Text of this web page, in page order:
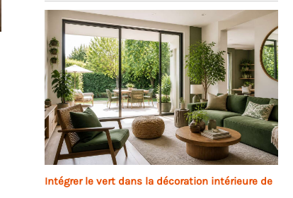
Intégrer le vert dans la décoration intérieure de